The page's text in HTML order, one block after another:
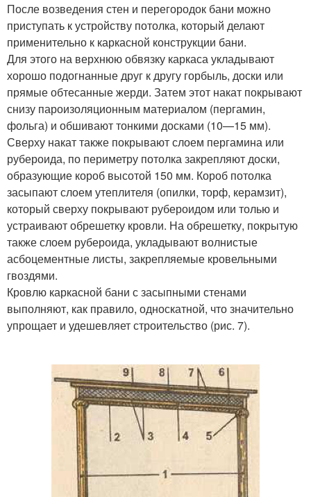
После возведения стен и перегородок бани можно
приступать к устройству потолка, который делают
применительно к каркасной конструкции бани.
Для этого на верхнюю обвязку каркаса укладывают
хорошо подогнанные друг к другу горбыль, доски или
прямые обтесанные жерди. Затем этот накат покрывают
снизу пароизоляционным материалом (пергамин,
фольга) и обшивают тонкими досками (10—15 мм).
Сверху накат также покрывают слоем пергамина или
рубероида, по периметру потолка закрепляют доски,
образующие короб высотой 150 мм. Короб потолка
засыпают слоем утеплителя (опилки, торф, керамзит),
который сверху покрывают рубероидом или толью и
устраивают обрешетку кровли. На обрешетку, покрытую
также слоем рубероида, укладывают волнистые
асбоцементные листы, закрепляемые кровельными
гвоздями.
Кровлю каркасной бани с засыпными стенами
выполняют, как правило, односкатной, что значительно
упрощает и удешевляет строительство (рис. 7).